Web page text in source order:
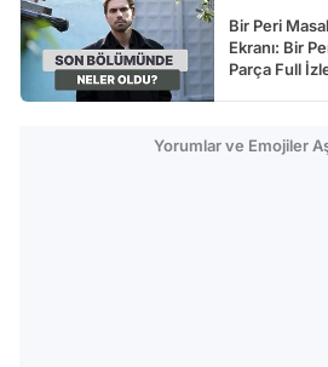
Bir Peri
Ekranı: Bir
Parça Full
Yorumlar ve Emojiler